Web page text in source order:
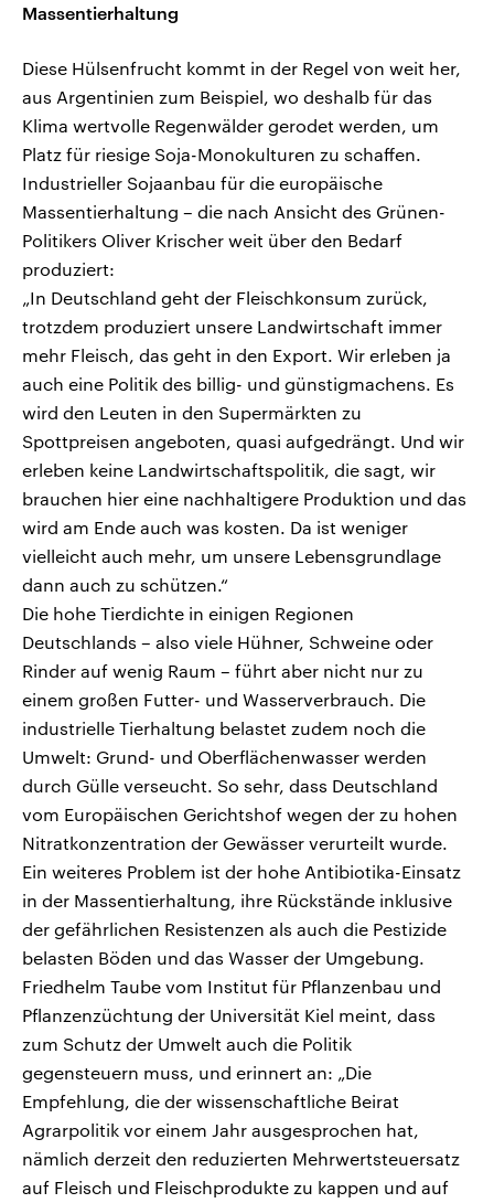
Massentierhaltung
Diese Hülsenfrucht kommt in der Regel von weit her,
aus Argentinien zum Beispiel, wo deshalb für das
Klima wertvolle Regenwälder gerodet werden, um
Platz für riesige Soja-Monokulturen zu schaffen.
Industrieller Sojaanbau für die europäische
Massentierhaltung – die nach Ansicht des Grünen-
Politikers Oliver Krischer weit über den Bedarf
produziert:
„In Deutschland geht der Fleischkonsum zurück,
trotzdem produziert unsere Landwirtschaft immer
mehr Fleisch, das geht in den Export. Wir erleben ja
auch eine Politik des billig- und günstigmachens. Es
wird den Leuten in den Supermärkten zu
Spottpreisen angeboten, quasi aufgedrängt. Und wir
erleben keine Landwirtschaftspolitik, die sagt, wir
brauchen hier eine nachhaltigere Produktion und das
wird am Ende auch was kosten. Da ist weniger
vielleicht auch mehr, um unsere Lebensgrundlage
dann auch zu schützen.“
Die hohe Tierdichte in einigen Regionen
Deutschlands – also viele Hühner, Schweine oder
Rinder auf wenig Raum – führt aber nicht nur zu
einem großen Futter- und Wasserverbrauch. Die
industrielle Tierhaltung belastet zudem noch die
Umwelt: Grund- und Oberflächenwasser werden
durch Gülle verseucht. So sehr, dass Deutschland
vom Europäischen Gerichtshof wegen der zu hohen
Nitratkonzentration der Gewässer verurteilt wurde.
Ein weiteres Problem ist der hohe Antibiotika-Einsatz
in der Massentierhaltung, ihre Rückstände inklusive
der gefährlichen Resistenzen als auch die Pestizide
belasten Böden und das Wasser der Umgebung.
Friedhelm Taube vom Institut für Pflanzenbau und
Pflanzenzüchtung der Universität Kiel meint, dass
zum Schutz der Umwelt auch die Politik
gegensteuern muss, und erinnert an: „Die
Empfehlung, die der wissenschaftliche Beirat
Agrarpolitik vor einem Jahr ausgesprochen hat,
nämlich derzeit den reduzierten Mehrwertsteuersatz
auf Fleisch und Fleischprodukte zu kappen und auf